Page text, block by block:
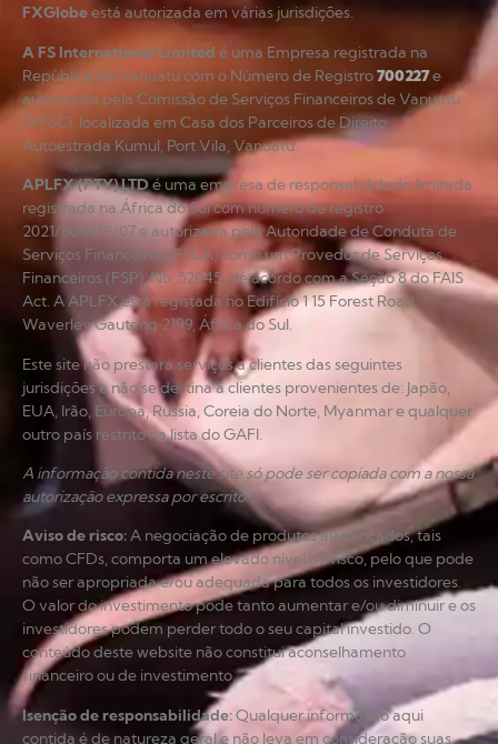
FXGlobeestá autorizada em várias jurisdições.
A FS International Limited é uma Empresa registrada na
República de Vanuatu com o Número de Registro700227e
autorizada pela Comissão de Serviços Financeiros de Vanuatu
(VFSC), localizada em Casa dos Parceiros de Direito,
Autoestrada Kumul, Port Vila, Vanuatu.
APLFX (PTY) LTD é uma empresa de responsabilidade limitada
registrada na África do Sul com número de registro
2021/804619/07 e autorizada pela Autoridade de Conduta de
Serviços Financeiros (FSCA) como um Provedor de Serviços
Financeiros (FSP), No. 52045, de acordo com a Seção 8 do FAIS
Act. A APLFX está registada no Edifício 1 15 Forest Road
Waverley Gauteng 2199, África do Sul.
Este site não prestará serviços a clientes das seguintes
jurisdições e não se destina a clientes provenientes de: Japão,
EUA, Irão, Europa, Rússia, Coreia do Norte, Myanmar e qualquer
outro país restrito na lista do GAFI.
A informação contida neste site só pode ser copiada com a nossa
autorização expressa por escrito.
Aviso de risco:A negociação de produtos alavancados, tais
como CFDs, comporta um elevado nível de risco, pelo que pode
não ser apropriada e/ou adequada para todos os investidores.
O valor do investimento pode tanto aumentar e/ou diminuir e os
investidores podem perder todo o seu capital investido. O
conteúdo deste website não constitui aconselhamento
financeiro ou de investimento.
Isenção de responsabilidade:Qualquer informação aqui
contida é de natureza geral e não leva em consideração suas